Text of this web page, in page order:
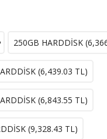
250GB HARDDİSK (
(6,439.03 TL)
(6,843.55 TL)
(9,328.43 TL)